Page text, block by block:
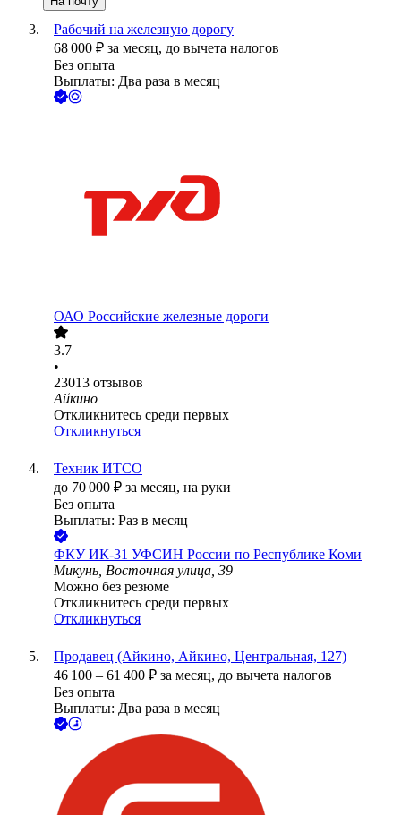
Рабочий на железную дорогу
68 000 ₽ за месяц, до вычета налогов
Без опыта
Выплаты: Два раза в месяц
ОАО Российские железные дороги
3.7
•
23013 отзывов
Айкино
Откликнитесь среди первых
Откликнуться
Техник ИТСО
до 70 000 ₽ за месяц, на руки
Без опыта
Выплаты: Раз в месяц
ФКУ ИК-31 УФСИН России по Республике Коми
Микунь, Восточная улица, 39
Можно без резюме
Откликнитесь среди первых
Откликнуться
Продавец (Айкино, Айкино, Центральная, 127)
46 100 – 61 400 ₽ за месяц, до вычета налогов
Без опыта
Выплаты: Два раза в месяц